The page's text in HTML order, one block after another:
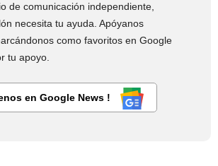
de comunicación independiente,
necesita tu ayuda. Apóyanos
como favoritos en Google
tu apoyo.
en Google News !